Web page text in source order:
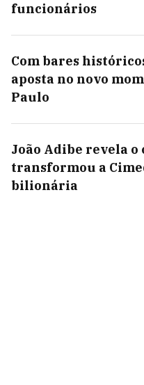
funcionários
Com bares
aposta no novo
Paulo
João Adibe revela o
transformou a
bilionária